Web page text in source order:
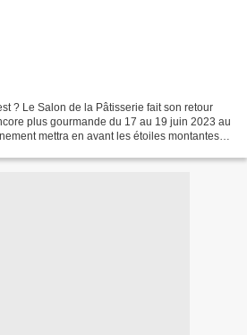
? Le Salon de la Pâtisserie fait son retour
plus gourmande du 17 au 19 juin 2023 au
mettra en avant les étoiles montantes